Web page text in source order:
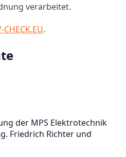
verarbeitet.
CHECK.EU.
der MPS Elektrotechnik
Friedrich Richter und